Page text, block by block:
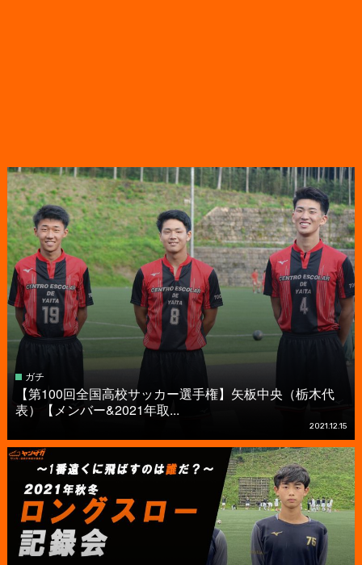
ガチ
【第100回全国高校サッカー選手権】矢板中央（栃木代
表）【メンバー&2021年取...
2021.12.15